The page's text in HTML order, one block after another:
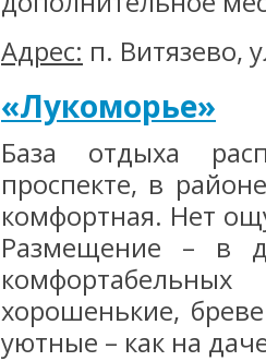
Адрес: п. Витязево,
«Лукоморье»
База отдыха
проспекте, в
комфортная. Нет
Размещение – в
хорошенькие,
уютные – как на